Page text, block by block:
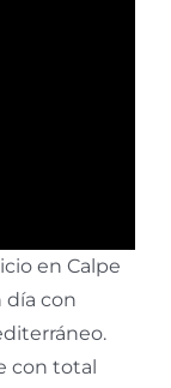
en Calpe
día con
con total